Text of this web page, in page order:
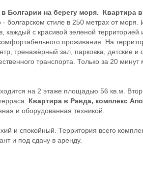
Болгарии на берегу моря. Квартира
- болгарском стиле в 250 метрах от
каждый с красивой зеленой
проживания. На
тренажёрный зал, парковка, детские и
транспорта. Только за 20
на 2 этаже площадью 56 кв.м.
Квартира в Равда, комплекс
и оборудованная техникой.
и спокойный. Территория всего
и под сдачу в аренду.